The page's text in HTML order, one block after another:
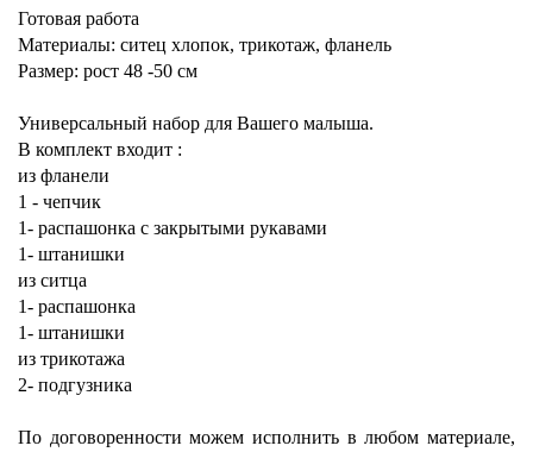
Готовая работа
Материалы: ситец хлопок, трикотаж, фланель
Размер: рост 48 -50 см
Универсальный набор для Вашего малыша.
В комплект входит :
из фланели
1 - чепчик
1- распашонка с закрытыми рукавами
1- штанишки
из ситца
1- распашонка
1- штанишки
из трикотажа
2- подгузника
По договоренности можем исполнить в любом материале,